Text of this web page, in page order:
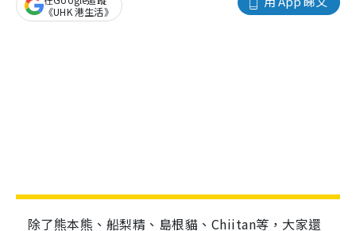
《UHK 港生活》
除了熊本熊、船梨精、島根貓、Chiitan等，大家還